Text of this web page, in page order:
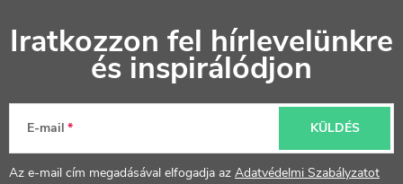
á
é
Iratkozzon fel hírlevelünkre
és inspirálódjon
E-mail
Az e-mail cím megadásával elfogadja az Adatvédelmi Szabályzatot
KÜLDÉS